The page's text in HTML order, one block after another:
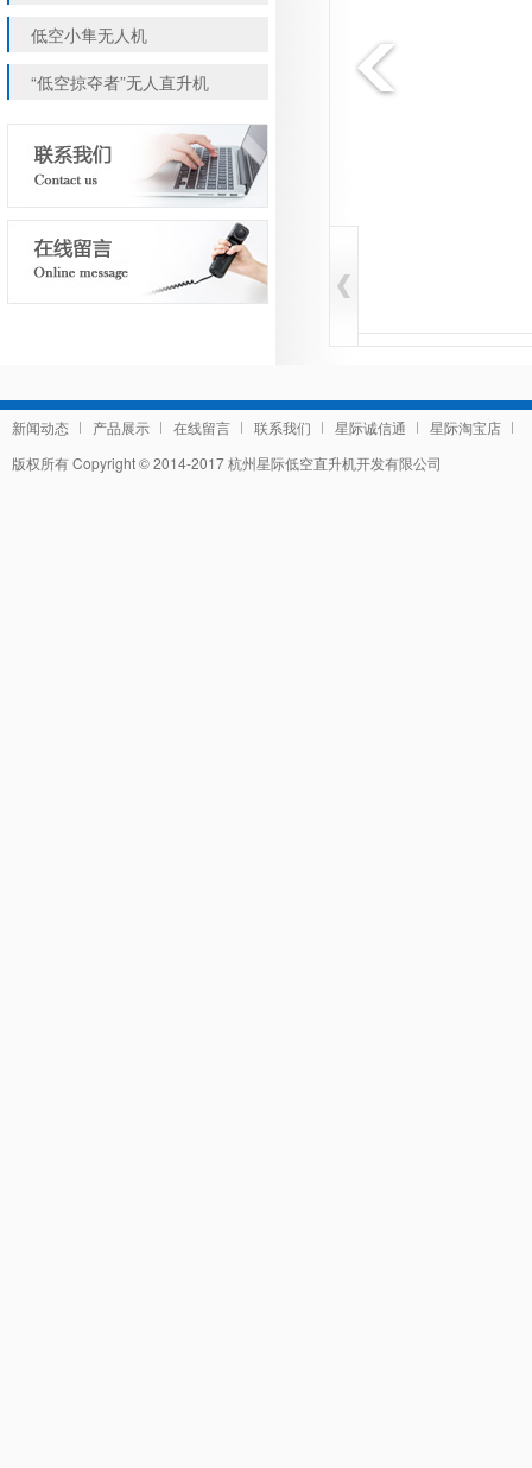
低空小隼无人机
“低空掠夺者”无人直升机
新闻动态 产品展示 在线留言 联系我们 星际诚信通
星际淘宝店
版权所有 Copyright © 2014-2017 杭州星际低空直升机开发有限公司